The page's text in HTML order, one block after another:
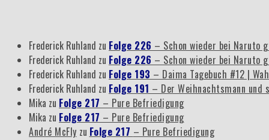
Frederick Ruhland zu Folge 226 – Schon wieder bei Naruto
Frederick Ruhland zu Folge 226 – Schon wieder bei Naruto
Frederick Ruhland zu Folge 193 – Daima Tagebuch #12 |
Frederick Ruhland zu Folge 191 – Der Weihnachtsmann und
Mika zu Folge 217 – Pure Befriedigung
Mika zu Folge 217 – Pure Befriedigung
André McFly zu Folge 217 – Pure Befriedigung